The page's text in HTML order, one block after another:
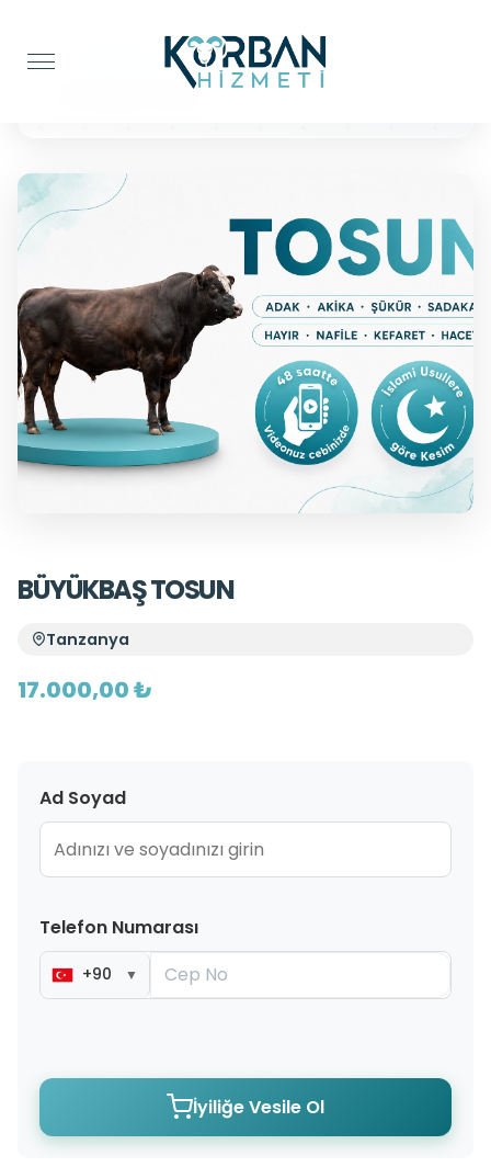
Şükür Kurbanı
BÜYÜKBAŞ TOSUN
Tanzanya
17.000,00 ₺
Ad Soyad
Telefon Numarası
+90 ▼
İyiliğe Vesile Ol